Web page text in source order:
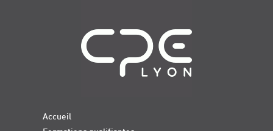
Accueil